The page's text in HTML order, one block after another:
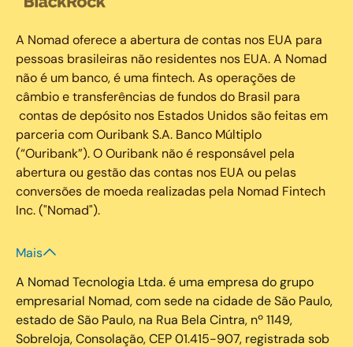
A Nomad oferece a abertura de contas nos EUA para
pessoas brasileiras não residentes nos EUA. A Nomad
não é um banco, é uma fintech. As operações de
câmbio e transferências de fundos do Brasil para
contas de depósito nos Estados Unidos são feitas em
parceria com Ouribank S.A. Banco Múltiplo
(“Ouribank”). O Ouribank não é responsável pela
abertura ou gestão das contas nos EUA ou pelas
conversões de moeda realizadas pela Nomad Fintech
Inc. ("Nomad").
Mais
A Nomad Tecnologia Ltda. é uma empresa do grupo
empresarial Nomad, com sede na cidade de São Paulo,
estado de São Paulo, na Rua Bela Cintra, nº 1149,
Sobreloja, Consolação, CEP 01.415-907, registrada sob